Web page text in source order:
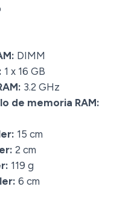
DIMM
1 x 16 GB
3.2 GHz
de memoria RAM:
15 cm
2 cm
119 g
6 cm